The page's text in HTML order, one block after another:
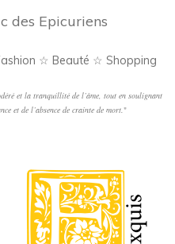
des Epicuriens
☆ Beauté ☆ Shopping
et la tranquillité de l’âme, tout en soulignant
et de l’absence de crainte de mort."